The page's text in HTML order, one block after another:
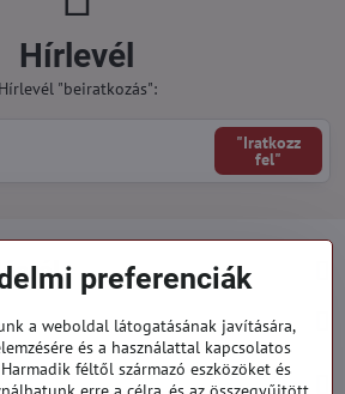
Hírlevél
Hírlevél "beiratkozás":
"Iratkozz
fel"
preferenciák
a weboldal látogatásának javítására,
és a használattal kapcsolatos
féltől származó eszközöket és